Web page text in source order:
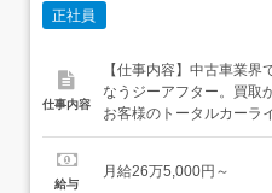
正社員
仕事内容
【仕事内容】中古車業界
なうジーアフター。買取
お客様のトータルカーラ
店受付対応、ショールー
て他メンバーのサポート
給与
月給26万5,000円～